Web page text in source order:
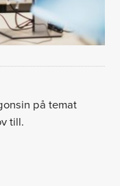
på temat
till.